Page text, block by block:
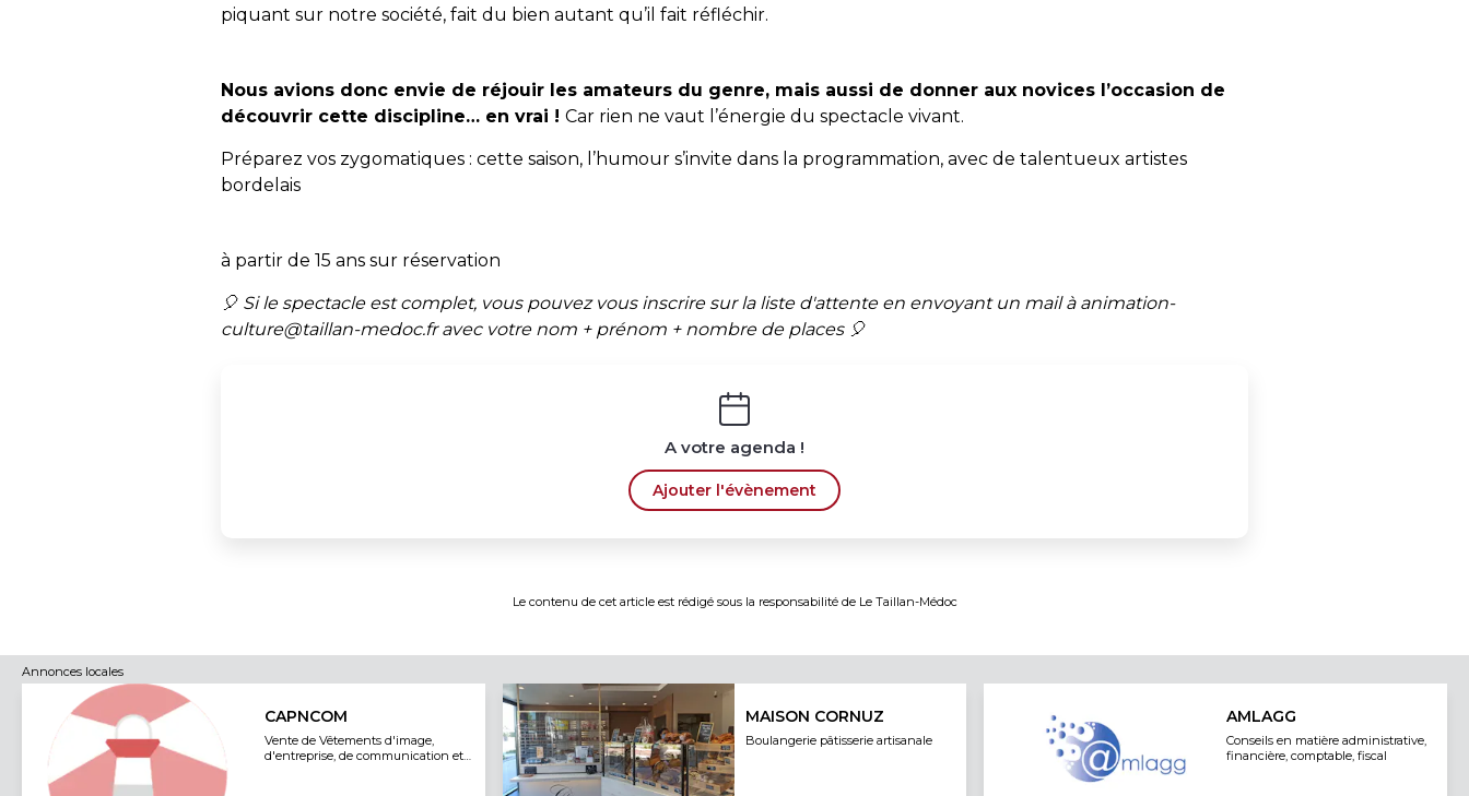
piquant sur notre société, fait du bien autant qu’il fait réfléchir.
Nous avions donc envie de réjouir les amateurs du genre, mais aussi de donner aux novices l’occasion de
découvrir cette discipline… en vrai ! Car rien ne vaut l’énergie du spectacle vivant.
Préparez vos zygomatiques : cette saison, l’humour s’invite dans la programmation, avec de talentueux artistes
bordelais
à partir de 15 ans sur réservation
🎈 Si le spectacle est complet, vous pouvez vous inscrire sur la liste d'attente en envoyant un mail à animation-
culture@taillan-medoc.fr avec votre nom + prénom + nombre de places 🎈
A votre agenda !
Ajouter l'évènement
Le contenu de cet article est rédigé sous la responsabilité de Le Taillan-Médoc
Annonces locales
CAPNCOM
Vente de Vêtements d'image,
d'entreprise, de communication et
MAISON CORNUZ
Boulangerie pâtisserie artisanale
AMLAGG
Conseils en matière administrative,
financière, comptable, fiscal